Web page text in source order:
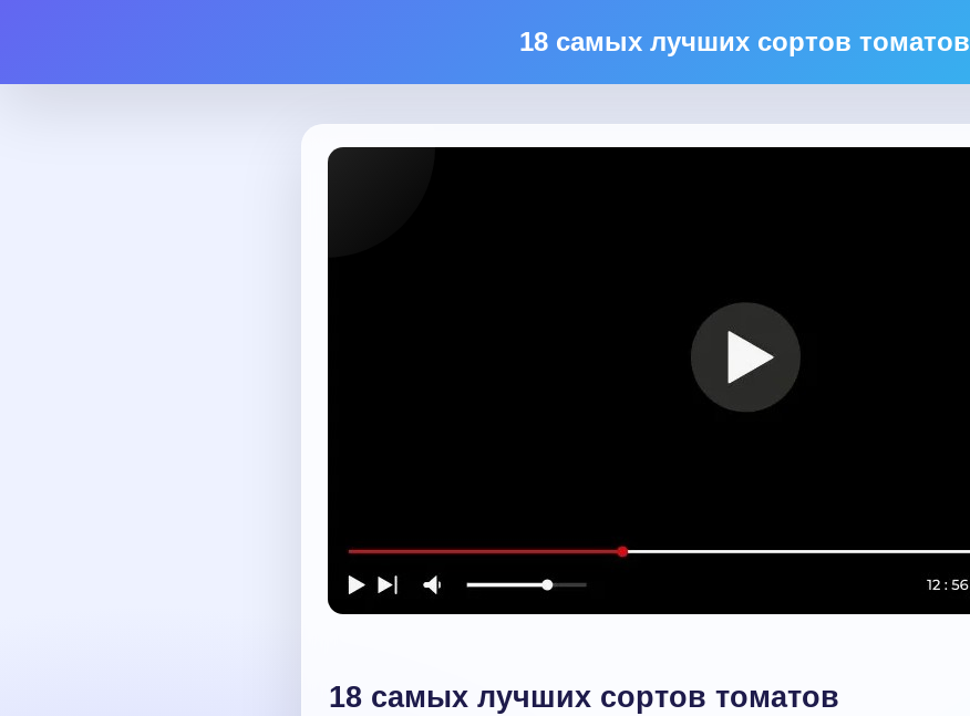
18 самых лучших сортов томатов
18 самых лучших сортов томатов